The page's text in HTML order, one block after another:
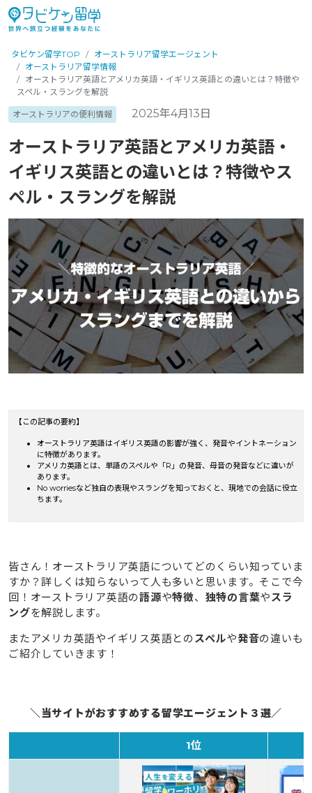
タビケン留学TOP
オーストラリア留学エージェント
オーストラリア留学情報
オーストラリア英語とアメリカ英語・イギリス英語との違いとは？特徴や
スペル・スラングを解説
オーストラリアの便利情報 2025年4月13日
オーストラリア英語とアメリカ英語・
イギリス英語との違いとは？特徴やス
ペル・スラングを解説
【この記事の要約】
オーストラリア英語はイギリス英語の影響が強く、発音やイントネーション
に特徴があります。
アメリカ英語とは、単語のスペルや「R」の発音、母音の発音などに違いが
あります。
No worriesなど独自の表現やスラングを知っておくと、現地での会話に役立
ちます。
皆さん！オーストラリア英語についてどのくらい知っていま
すか？詳しくは知らないって人も多いと思います。そこで今
回！オーストラリア英語の語源や特徴、 独特の言葉やスラ
ングを解説します。
またアメリカ英語やイギリス英語とのスペルや発音の違いも
ご紹介していきます！
＼当サイトがおすすめする留学エージェント３選／
1位